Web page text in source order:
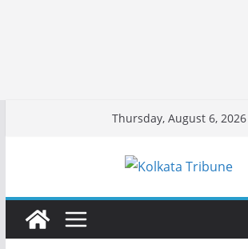
Thursday, August 6, 2026